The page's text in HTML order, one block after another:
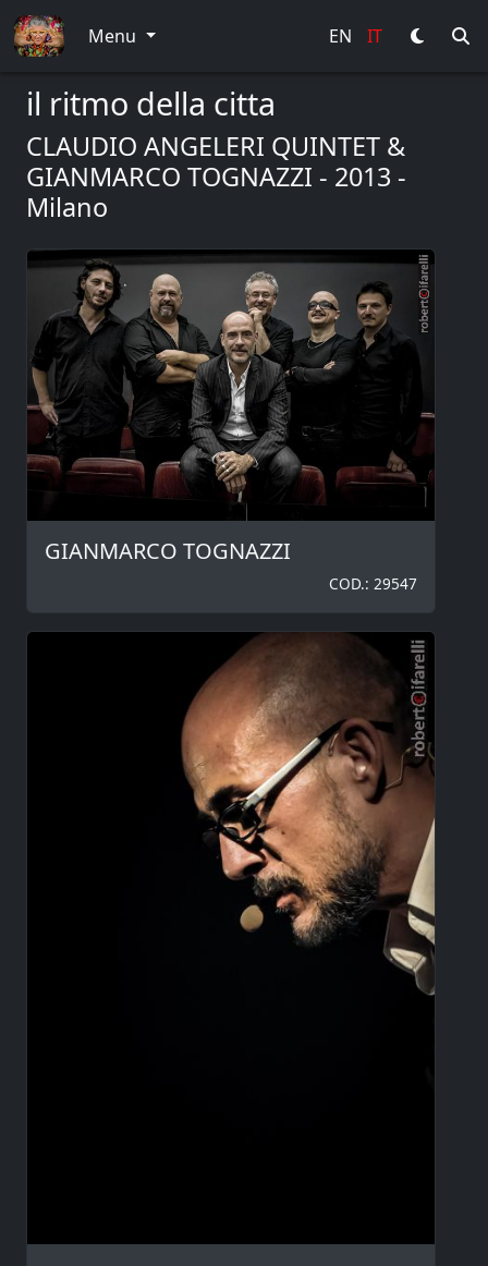
Menu EN IT
il ritmo della citta
CLAUDIO ANGELERI QUINTET &
GIANMARCO TOGNAZZI - 2013 -
Milano
GIANMARCO TOGNAZZI
COD.: 29547